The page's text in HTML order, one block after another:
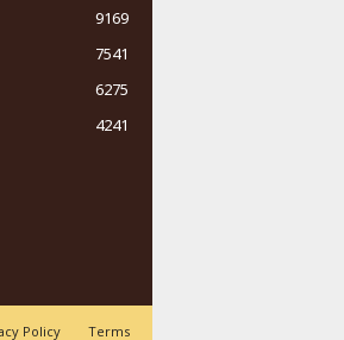
9169
7541
6275
4241
Policy Terms